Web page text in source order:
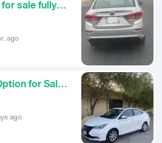
sale fully
ago
for Sale
ago